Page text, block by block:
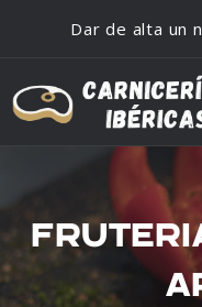
Dar de alta un